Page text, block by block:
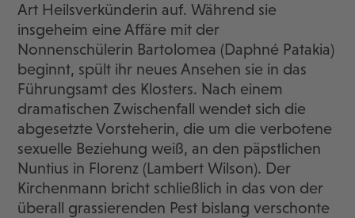
Art Heilsverkünderin auf. Während sie
insgeheim eine Affäre mit der
Nonnenschülerin Bartolomea (Daphné Patakia)
beginnt, spült ihr neues Ansehen sie in das
Führungsamt des Klosters. Nach einem
dramatischen Zwischenfall wendet sich die
abgesetzte Vorsteherin, die um die verbotene
sexuelle Beziehung weiß, an den päpstlichen
Nuntius in Florenz (Lambert Wilson). Der
Kirchenmann bricht schließlich in das von der
überall grassierenden Pest bislang verschonte